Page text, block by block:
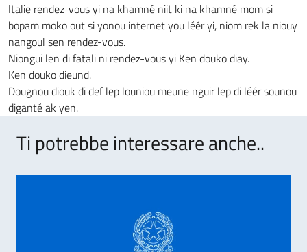
Italie rendez-vous yi na khamné niit ki na khamné mom si
bopam moko out si yonou internet you léér yi, niom rek la niouy
nangoul sen rendez-vous.
Niongui len di fatali ni rendez-vous yi Ken douko diay.
Ken douko dieund.
Dougnou diouk di def lep louniou meune nguir lep di léér sounou
diganté ak yen.
Ti potrebbe interessare anche..